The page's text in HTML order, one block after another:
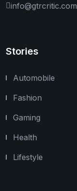
info@gtrcritic.com
Stories
Automobile
Fashion
Gaming
Health
Lifestyle